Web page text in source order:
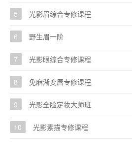
5 光影眉综合专修课程
6 野生眉一阶
7 光影眼综合专修课程
8 免麻渐变唇专修课程
9 光影全脸定妆大师班
10 光影素描专修课程